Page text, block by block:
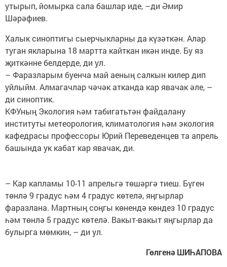
утырып, йомырка сала башлар иде, –ди Әмир
Шәрәфиев.
Халык синоптигы сыерчыкларны да күзәткән. Алар
туган якларына 18 мартта кайткан икән инде. Бу яз
җиткәнне белдерде, ди ул.
– Фаразларым буенча май аеның салкын килер дип
уйлыйм. Алмагачлар чәчәк атканда кар явачак әле, –
ди синоптик.
КФУның Экология һәм табигатьтән файдалану
институты метеорология, климатология һәм экология
кафедрасы профессоры Юрий Переведенцев та апрель
башында ук кабат кар явачак, ди.
– Кар капламы 10-11 апрельгә төшәргә тиеш. Бүген
төнлә 9 градус һәм 4 градус көтелә, яңгырлар
фаразлана. Мартның соңгы көнендә көндез 10 градус
һәм төнлә 5 градус көтелә. Вакыт-вакыт яңгырлар да
булырга мөмкин, – ди ул.
Гөлгенә ШИҺАПОВА